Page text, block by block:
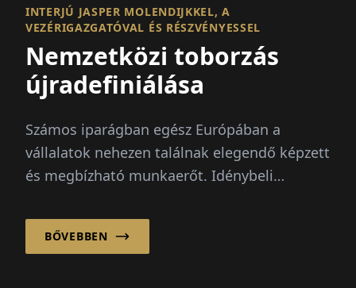
INTERJÚ JASPER MOLENDIJKKEL, A
VEZÉRIGAZGATÓVAL ÉS RÉSZVÉNYESSEL
Nemzetközi toborzás
újradefiniálása
Számos iparágban egész Európában a
vállalatok nehezen találnak elegendő képzett
és megbízható munkaerőt. Idénybeli
BŐVEBBEN